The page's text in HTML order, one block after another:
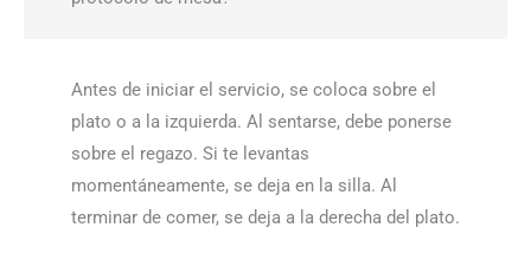
Antes de iniciar el servicio, se coloca sobre el
plato o a la izquierda. Al sentarse, debe ponerse
sobre el regazo. Si te levantas
momentáneamente, se deja en la silla. Al
terminar de comer, se deja a la derecha del plato.